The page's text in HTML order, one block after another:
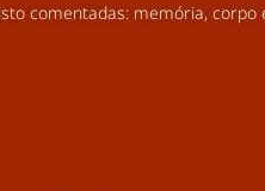
comentadas: memória, corpo